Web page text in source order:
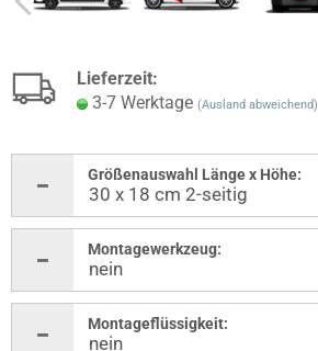
Lieferzeit:
3-7 Werktage (Ausland abweichend)
Größenauswahl Länge x Höhe:
Montagewerkzeug:
Montageflüssigkeit: